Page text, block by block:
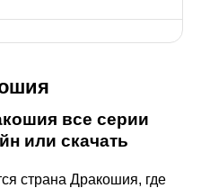
все серии
или скачать
страна Дракошия, где